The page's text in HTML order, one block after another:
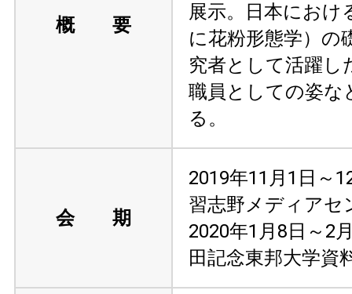
概 要
展示。日本におけ
に花粉形態学）の
究者として活躍し
職員としての姿な
る。
会 期
2019年11月1日～
習志野メディアセ
2020年1月8日～2
田記念東邦大学資